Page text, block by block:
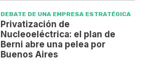
DEBATE DE UNA EMPRESA ESTRATÉGICA
Privatización de
Nucleoeléctrica: el plan de
Berni abre una pelea por
Buenos Aires